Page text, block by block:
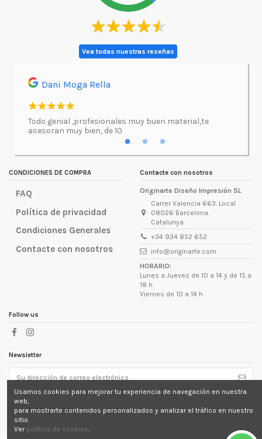
Vea todas nuestras reseñas
Dani Moga Rella
Todo genial ,profesionales muy buen material,te
asesoran muy bien, de 10
lugar
CONDICIONES DE COMPRA
FAQ
Política de privacidad
Condiciones Generales
Contacte con nosotros
Contacte con nosotros
Originarte Diseño Impresión SL
Carrer Valencia 663. Local
08026 Barcelona.
Catalunya
+34 934 852 652
info@originarte.com
HORARIO:
Lunes a Jueves de 10 a 14 y de 15 a
18 h
Viernes de 10 a 14 h
Follow us
Newsletter
Puede darse de baja en cualquier momento. Para ello,
consulte nuestra información de contacto en el aviso
Usamos cookies para mejorar tu experiencia de navegación en nuestra
web,
para mostrarte contenidos personalizados y analizar el tráfico en nuestro
sitio.
Ver política de cookies.